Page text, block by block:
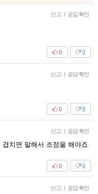
신고 | 공감 확인
0
0
신고 | 공감 확인
0
0
신고 | 공감 확인
치면 말해서 조정을 해야죠
0
0
신고 | 공감 확인